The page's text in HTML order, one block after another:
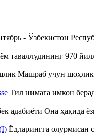
- Ўзбекистон
970
Машраб учун
Тил нимага имкон
адабиёти Она ҳақида
Ёдларингга